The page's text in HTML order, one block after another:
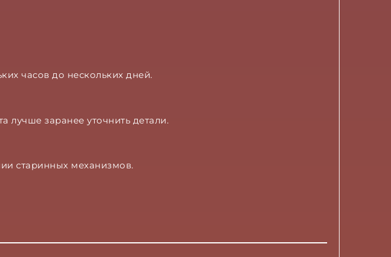
часов до нескольких дней.
лучше заранее уточнить детали.
старинных механизмов.